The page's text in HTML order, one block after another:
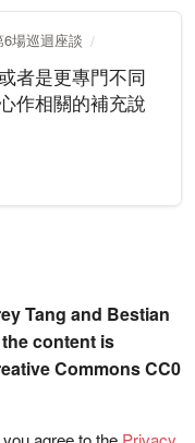
場巡迴座談
者是更專門不同
作相關的補充說
Tang and Bestian
content is
Commons CC0